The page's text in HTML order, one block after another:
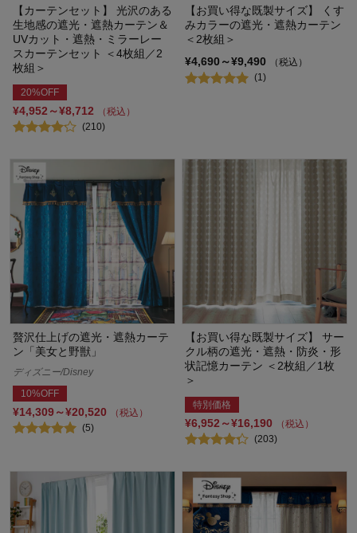
【カーテンセット】 光沢のある
生地感の遮光・遮熱カーテン＆
UVカット・遮熱・ミラーレー
スカーテンセット ＜4枚組／2
枚組＞
20%OFF
¥4,952～¥8,712
（税込）
(210)
【お買い得な既製サイズ】 くす
みカラーの遮光・遮熱カーテン
＜2枚組＞
¥4,690～¥9,490
（税込）
(1)
贅沢仕上げの遮光・遮熱カーテ
ン「美女と野獣」
ディズニー/Disney
10%OFF
¥14,309～¥20,520
（税込）
(5)
【お買い得な既製サイズ】 サー
クル柄の遮光・遮熱・防炎・形
状記憶カーテン ＜2枚組／1枚
＞
特別価格
¥6,952～¥16,190
（税込）
(203)